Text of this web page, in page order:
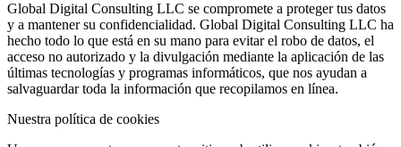
Global Digital Consulting LLC se compromete a proteger tus datos
y a mantener su confidencialidad. Global Digital Consulting LLC ha
hecho todo lo que está en su mano para evitar el robo de datos, el
acceso no autorizado y la divulgación mediante la aplicación de las
últimas tecnologías y programas informáticos, que nos ayudan a
salvaguardar toda la información que recopilamos en línea.
Nuestra política de cookies